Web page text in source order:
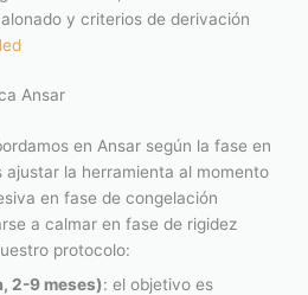
y criterios de derivación
Ansar
en Ansar según la fase en
ajustar la herramienta al momento
en fase de congelación
a calmar en fase de rigidez
protocolo:
2-9 meses): el objetivo es